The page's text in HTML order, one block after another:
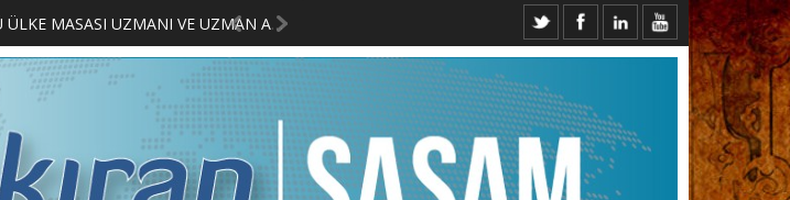
MERKEZİMİZ BÜNYESİNDE YETİŞTİRİLMEK ÜZERE GÖNÜLLÜ ÜLKE MASASI UZMANI VE UZMAN ADAYLARI ARIYORUZ 2. SASAM STRATEJİ ZİRVESİ KATILIMCILARI BELLİ OLDU